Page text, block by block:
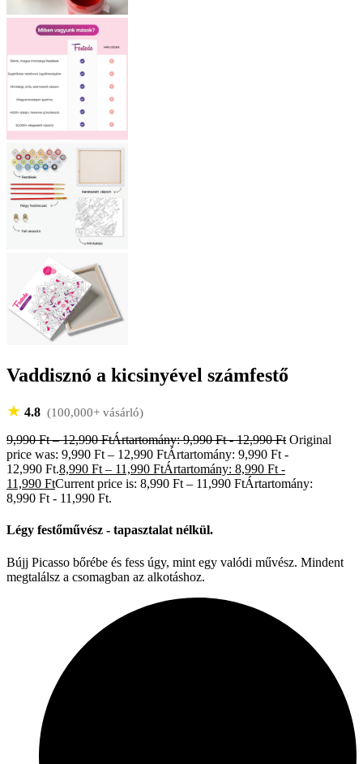
Vaddisznó a kicsinyével számfestő
★ 4.8 (100,000+ vásárló)
9,990Ft – 12,990FtÁrtartomány: 9,990 Ft - 12,990 Ft Original
price was: 9,990 Ft – 12,990 FtÁrtartomány: 9,990 Ft -
12,990 Ft.8,990 Ft – 11,990 FtÁrtartomány: 8,990 Ft -
11,990 FtCurrent price is: 8,990 Ft – 11,990 FtÁrtartomány:
8,990 Ft - 11,990 Ft.
Légy festőművész - tapasztalat nélkül.
Bújj Picasso bőrébe és fess úgy, mint egy valódi művész. Mindent
megtalálsz a csomagban az alkotáshoz.